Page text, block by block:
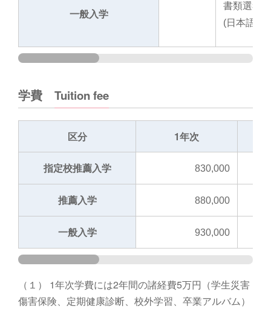
一般入学
書類選考
(日本語・
学費 Tuition fee
区分 1年次
指定校推薦入学 830,000
推薦入学 880,000
一般入学 930,000
（１） 1年次学費には2年間の諸経費5万円（学生災害
傷害保険、定期健康診断、校外学習、卒業アルバム）